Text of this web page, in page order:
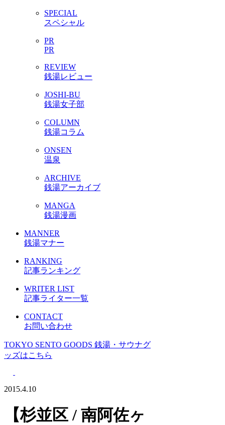
SPECIAL
スペシャル
PR
PR
REVIEW
銭湯レビュー
JOSHI-BU
銭湯女子部
COLUMN
銭湯コラム
ONSEN
温泉
ARCHIVE
銭湯アーカイブ
MANGA
銭湯漫画
MANNER
銭湯マナー
RANKING
記事ランキング
WRITER LIST
記事ライター一覧
CONTACT
お問い合わせ
TOKYO SENTO GOODS 銭湯・サウナグ
ッズはこちら
2015.4.10
【杉並区 / 南阿佐ヶ